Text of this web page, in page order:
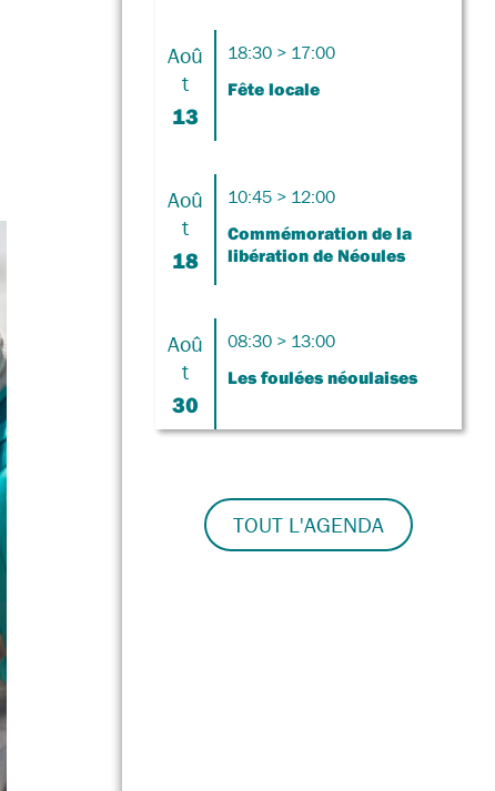
Aoû
t
13
18:30 > 17:00
Fête locale
Aoû
t
18
10:45 > 12:00
Commémoration de la
libération de Néoules
Aoû
t
30
08:30 > 13:00
Les foulées néoulaises
TOUT L'AGENDA